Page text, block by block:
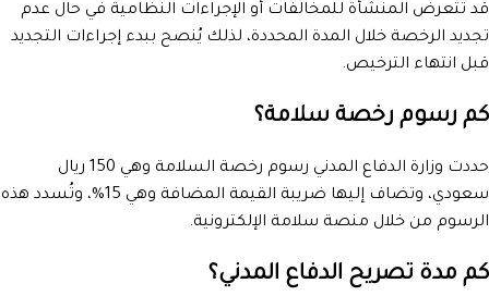
قد تتعرض المنشأة للمخالفات أو الإجراءات النظامية في حال عدم
تجديد الرخصة خلال المدة المحددة، لذلك يُنصح ببدء إجراءات التجديد
قبل انتهاء الترخيص.
كم رسوم رخصة سلامة؟
حددت وزارة الدفاع المدني رسوم رخصة السلامة وهي 150 ريال
سعودي، وتضاف إليها ضريبة القيمة المضافة وهي 15%، وتُسدد هذه
الرسوم من خلال منصة سلامة الإلكترونية.
كم مدة تصريح الدفاع المدني؟